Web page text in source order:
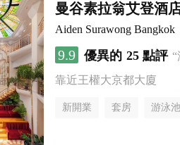
曼谷素拉翁艾登酒
Aiden Surawong Bangkok
9.9 優異的 25 點評
靠近王權大京都大廈
新開業 套房 游泳池